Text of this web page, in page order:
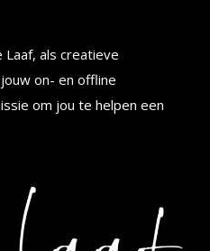
als creatieve
on- en offline
om jou te helpen een